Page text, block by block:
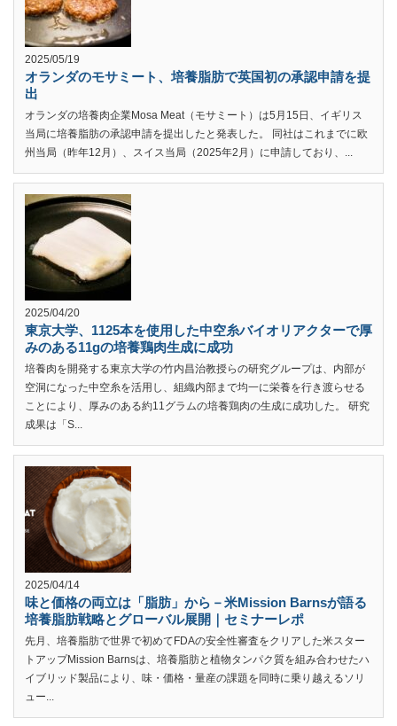
2025/05/19
オランダのモサミート、培養脂肪で英国初の承認申請を提
出
オランダの培養肉企業Mosa Meat（モサミート）は5月15日、イギリス
当局に培養脂肪の承認申請を提出したと発表した。 同社はこれまでに欧
州当局（昨年12月）、スイス当局（2025年2月）に申請しており、...
2025/04/20
東京大学、1125本を使用した中空糸バイオリアクターで厚
みのある11gの培養鶏肉生成に成功
培養肉を開発する東京大学の竹内昌治教授らの研究グループは、内部が
空洞になった中空糸を活用し、組織内部まで均一に栄養を行き渡らせる
ことにより、厚みのある約11グラムの培養鶏肉の生成に成功した。 研究
成果は「S...
2025/04/14
味と価格の両立は「脂肪」から－米Mission Barnsが語る
培養脂肪戦略とグローバル展開｜セミナーレポ
先月、培養脂肪で世界で初めてFDAの安全性審査をクリアした米スター
トアップMission Barnsは、培養脂肪と植物タンパク質を組み合わせたハ
イブリッド製品により、味・価格・量産の課題を同時に乗り越えるソリ
ュー...